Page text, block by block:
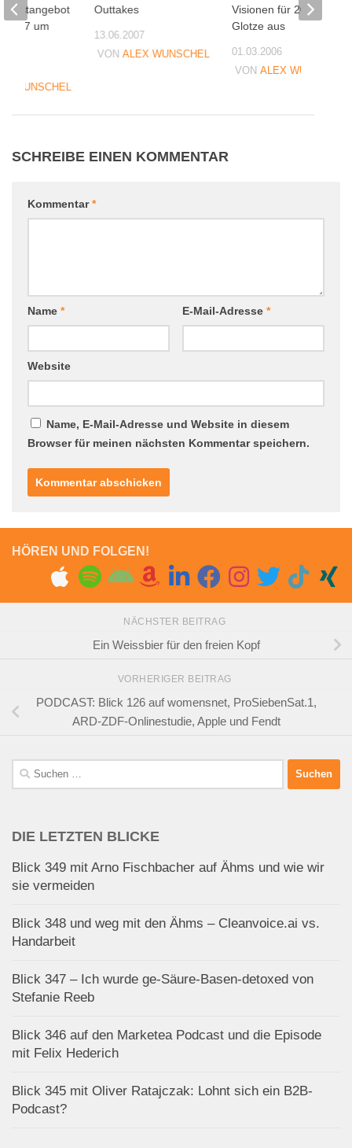
Outtakes
13.06.2007
VON ALEX WUNSCHEL
Visionen für 2015 und
Glotze aus
01.03.2006
VONALEX WUNSCHEL
2007 um
WUNSCHEL
SCHREIBE EINEN KOMMENTAR
Kommentar*
Name * E-Mail-Adresse *
Website
Name, E-Mail-Adresse und Website in diesem
Browser für meinen nächsten Kommentar speichern.
HÖREN UND FOLGEN!
NÄCHSTER BEITRAG
Ein Weissbier für den freien Kopf
VORHERIGER BEITRAG
PODCAST: Blick 126 auf womensnet, ProSiebenSat.1,
ARD-ZDF-Onlinestudie, Apple und Fendt
Suchen
nach:
DIE LETZTEN BLICKE
Blick 349 mit Arno Fischbacher auf Ähms und wie wir
sie vermeiden
Blick 348 und weg mit den Ähms – Cleanvoice.ai vs.
Handarbeit
Blick 347 – Ich wurde ge-Säure-Basen-detoxed von
Stefanie Reeb
Blick 346 auf den Marketea Podcast und die Episode
mit Felix Hederich
Blick 345 mit Oliver Ratajczak: Lohnt sich ein B2B-
Podcast?